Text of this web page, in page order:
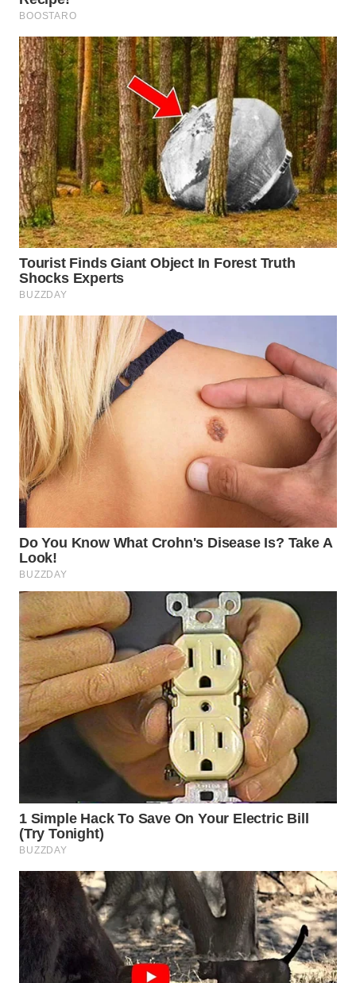
WN
NATUNA
WN
BINTAN
WN
MANDALIKA
WN
LIKUPANG
WN
LABUANBAJO
WN
BORNEO
Wahana
Media
Group
WAHANA
NEWS
TANI
WAHANA
ADVOKAT
WAHANA
INFRASTRUKTUR
WAHANA
KONSUMEN
WAHANA
TRAVEL
WAHANA
TV
WAHANANEWS
ID